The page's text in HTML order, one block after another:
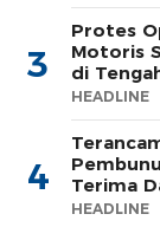
3
Protes
Motoris
di
HEADLINE
4
Terima
HEADLINE